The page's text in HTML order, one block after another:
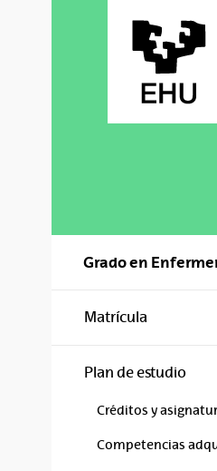
Grado en
Matrícula
Plan de estudio
Créditos y
Competencias